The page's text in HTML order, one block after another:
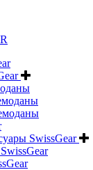
SwissGear